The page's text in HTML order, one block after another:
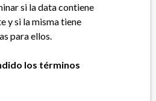
de retiros, alertas y
dispositivos médicos y sus
si la data contiene
y si la misma tiene
para ellos.
los términos